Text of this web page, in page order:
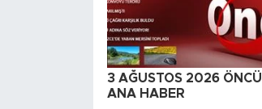
3 AĞUSTOS 2026 ÖNCÜ
ANA HABER